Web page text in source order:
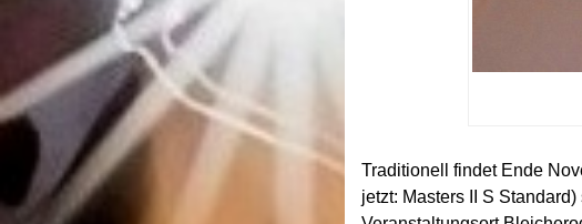
Traditionell findet Ende
jetzt: Masters II S